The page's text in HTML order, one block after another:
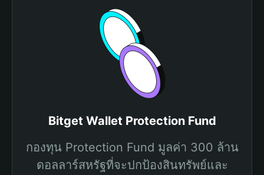
Bitget Wallet Protection Fund
กองทุน Protection Fund มูลค่า 300 ล้าน
ดอลลาร์สหรัฐที่จะปกป้องสินทรัพย์และ